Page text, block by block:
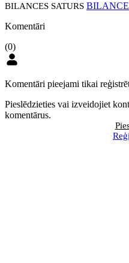
BILANCES SATURS
Komentāri
(0)
Komentāri pieejami tikai
Pieslēdzieties vai izveidojiet
komentārus.